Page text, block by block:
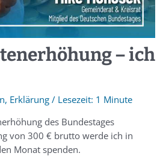
– ich
, Erklärung/
1 Minute
des Bundestages
von 300 € brutto werde ich in
Monat spenden.